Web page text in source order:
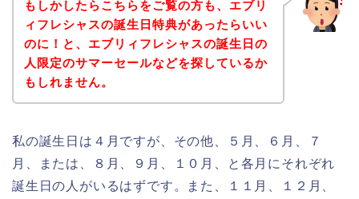
もしかしたらこちらをご覧の方も、エブリ
ィフレシャスの誕生日特典があったらいい
のに！と、エブリィフレシャスの誕生日の
人限定のサマーセールなどを探しているか
もしれません。
私の誕生日は４月ですが、その他、５月、６月、７
月、または、８月、９月、１０月、と各月にそれぞれ
誕生日の人がいるはずです。また、１１月、１２月、